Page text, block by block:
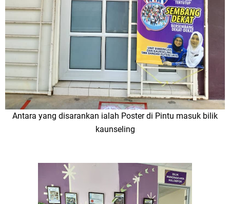
Antara yang disarankan ialah Poster di Pintu masuk bilik
kaunseling